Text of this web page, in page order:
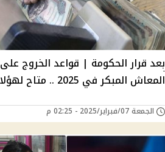
بعد قرار الحكومة | قواعد الخروج على
المعاش المبكر في 2025 .. متاح لهؤلاء
الجمعة 07/فبراير/2025 - 02:25 م